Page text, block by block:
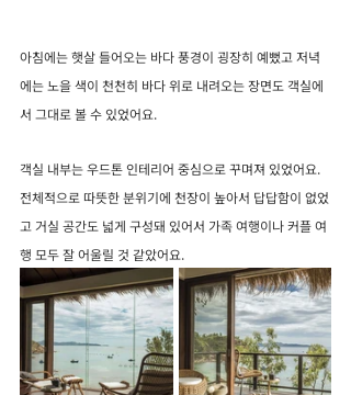
아침에는 햇살 들어오는 바다 풍경이 굉장히 예뻤고 저녁
에는 노을 색이 천천히 바다 위로 내려오는 장면도 객실에
서 그대로 볼 수 있었어요.
객실 내부는 우드톤 인테리어 중심으로 꾸며져 있었어요.
전체적으로 따뜻한 분위기에 천장이 높아서 답답함이 없었
고 거실 공간도 넓게 구성돼 있어서 가족 여행이나 커플 여
행 모두 잘 어울릴 것 같았어요.